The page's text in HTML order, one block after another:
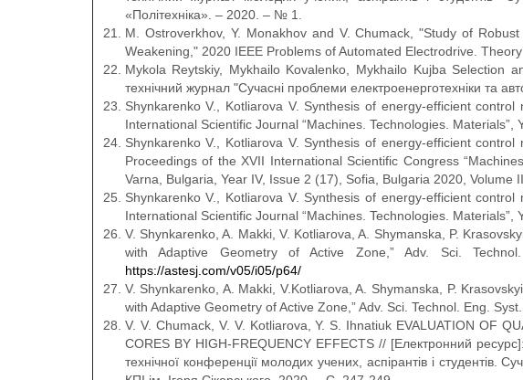
«Політехніка». – 2020. – № 1.
M. Ostroverkhov, Y. Monakhov and V. Chumack, "Study of
Weakening," 2020 IEEE Problems of Automated Electrodrive.
Mykola Reytskiy, Mykhailo Kovalenko, Mykhailo Kujba Selection
технічний журнал "Сучасні проблеми електроенерготехніки та
Shynkarenko V., Kotliarova V. Synthesis of energy-efficient
International Scientific Journal “Machines. Technologies.
Shynkarenko V., Kotliarova V. Synthesis of energy-efficient
Proceedings of the XVII International Scientific Congress
Varna, Bulgaria, Year IV, Issue 2 (17), Sofia, Bulgaria 2020, Volume
Shynkarenko V., Kotliarova V. Synthesis of energy-efficient
International Scientific Journal “Machines. Technologies.
V. Shynkarenko, A. Makki, V. Kotliarova, A. Shymanska, P.
with Adaptive Geometry of Active Zone,” Adv. Sci.
https://astesj.com/v05/i05/p64/
V. Shynkarenko, A. Makki, V.Kotliarova, A. Shymanska, P.
with Adaptive Geometry of Active Zone,” Adv. Sci. Technol. Eng.
V. V. Chumaсk, V. V. Kotliarova, Y. S. Ihnatiuk EVALUATION OF
CORES BY HIGH-FREQUENCY EFFECTS // [Електронний
технічної конференції молодих учених, аспірантів і студентів.